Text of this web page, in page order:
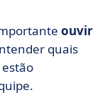
ouvir
quais